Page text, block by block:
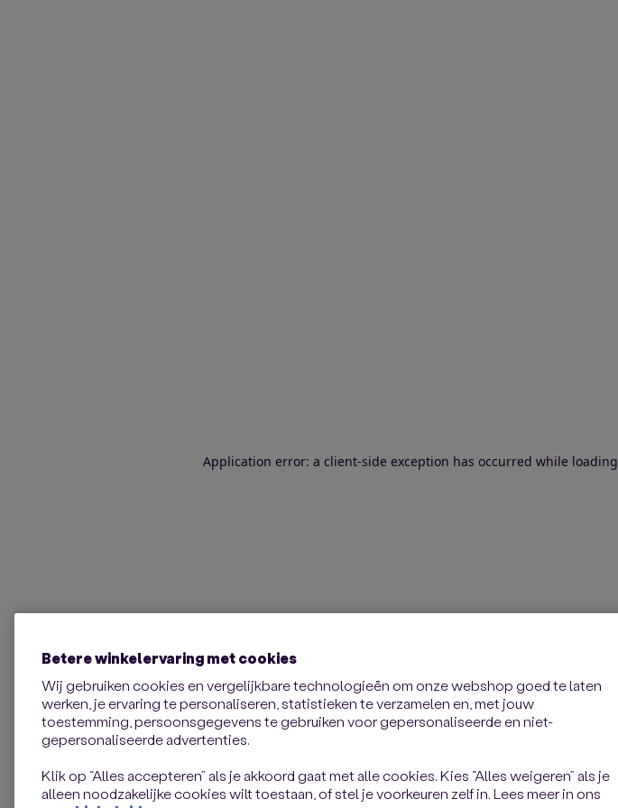
Application error: a client-side exception has occurred while loading
Betere winkelervaring met cookies
Wij gebruiken cookies en vergelijkbare technologieën om onze webshop goed te laten
werken, je ervaring te personaliseren, statistieken te verzamelen en, met jouw
toestemming, persoonsgegevens te gebruiken voor gepersonaliseerde en niet-
gepersonaliseerde advertenties.
Klik op “Alles accepteren” als je akkoord gaat met alle cookies. Kies “Alles weigeren” als je
alleen noodzakelijke cookies wilt toestaan, of stel je voorkeuren zelf in. Lees meer in ons